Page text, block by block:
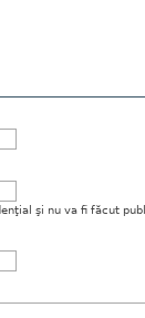
şi nu va fi făcut